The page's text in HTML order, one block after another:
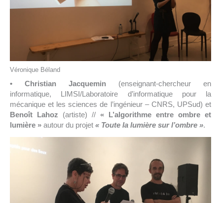
Véronique Béland
• Christian Jacquemin (enseignant-chercheur en
informatique, LIMSI/Laboratoire d’informatique pour la
mécanique et les sciences de l’ingénieur – CNRS, UPSud) et
Benoît Lahoz (artiste) // « L’algorithme entre ombre et
lumière » autour du projet « Toute la lumière sur l’ombre ».